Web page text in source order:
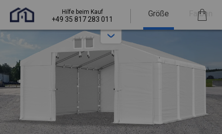
Hilfe beim Kauf
+49 35 817 283 011
Größe Farben